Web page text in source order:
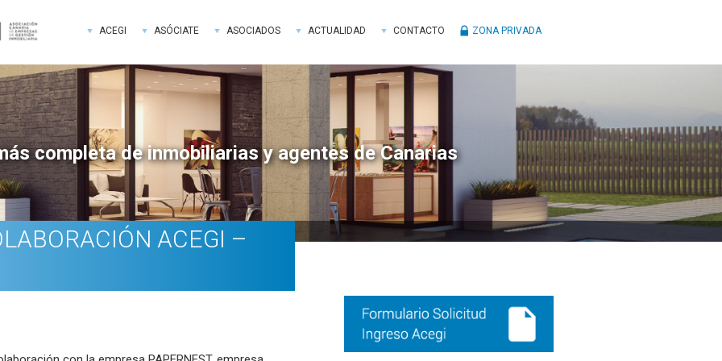
ACEGI ASÓCIATE ASOCIADOS ACTUALIDAD CONTACTO ZONA PRIVADA
completa de inmobiliarias y agentes de Canarias
ACEGI –
Barra
lateral
principal